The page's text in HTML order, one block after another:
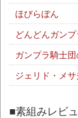
ほびらぼん
どんどんガン
ガンプラ騎士
ジェリド・メ
■素組みレビ